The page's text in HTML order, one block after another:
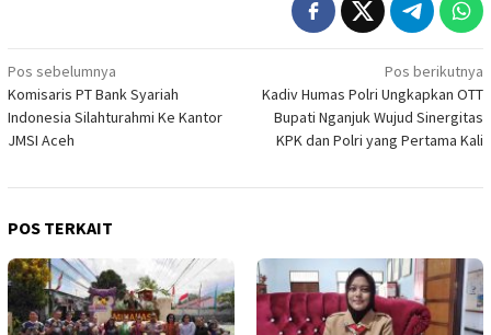
Navigasi
pos
Pos sebelumnya
Komisaris PT Bank Syariah
Indonesia Silahturahmi Ke Kantor
JMSI Aceh
Pos berikutnya
Kadiv Humas Polri Ungkapkan OTT
Bupati Nganjuk Wujud Sinergitas
KPK dan Polri yang Pertama Kali
POS TERKAIT